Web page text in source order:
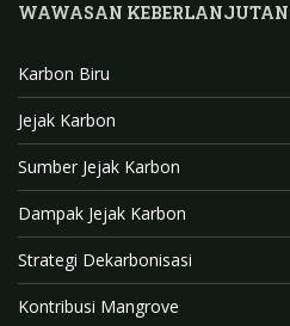
e
o
o
k
t
g
r
a
m
T
k
n
t
T
C
h
n
WAWASAN KEBERLANJUTAN
Karbon Biru
Jejak Karbon
Sumber Jejak Karbon
Dampak Jejak Karbon
Strategi Dekarbonisasi
Kontribusi Mangrove